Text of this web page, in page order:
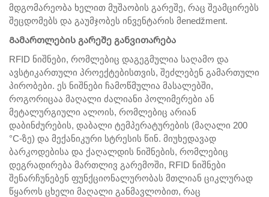
მდგომარეობა ხელით მუშაობის გარეშე, რაც შეამცირებს
შეცდომებს და გაუმჯობეს ინვენტარის მenedžment.
Გამართლების გარეშე განვითარება
RFID ნიშნები, რომლებიც დაგეგმულია საღამო და
ავსტიკართული პროექტებისთვის, შეძლებენ გამართული
პირობები. ეს ნიშნები ჩამოწმულია მასალებში,
როგორიცაა მაღალი ძალიანი პოლიმერები ან
მეტალურგიული ალოის, რომლებიც არიან
დაბინძურების, დაბალი ტემპერატურების (მაღალი 200
°C-ზე) და მექანიკური სტრესის წინ. მიუხედავად
ბარკოდებისა და ქაღალდის ნიშნების, რომლებიც
დეგრადირება მართლივ გარემოში, RFID ნიშნები
შენარჩუნებენ ფუნქციონალურობას მთლიან ციკლურად
წყაროს ცხელი მაღალი განმავლობით, რაც